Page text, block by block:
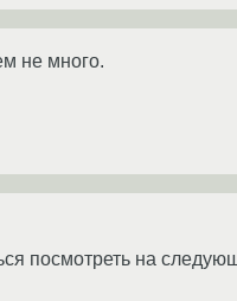
не много.
посмотреть на